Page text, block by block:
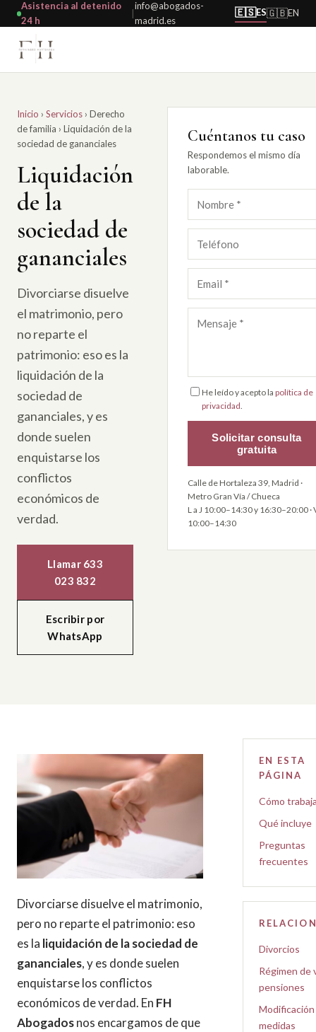
Asistencia al detenido
24 h
|
info@abogados-
madrid.es
🇪🇸ES🇬🇧EN
Inicio › Servicios › Derecho
de familia › Liquidación de la
sociedad de gananciales
Liquidación
de la
sociedad de
gananciales
Divorciarse disuelve
el matrimonio, pero
no reparte el
patrimonio: eso es la
liquidación de la
sociedad de
gananciales, y es
donde suelen
enquistarse los
conflictos
económicos de
verdad.
Llamar 633
023 832
Escribir por
WhatsApp
Cuéntanos tu caso
Respondemos el mismo día
laborable.
He leído y acepto la política de
privacidad.
Solicitar consulta
gratuita
Calle de Hortaleza 39, Madrid ·
Metro Gran Vía / Chueca
L a J 10:00–14:30 y 16:30–20:00 ·
10:00–14:30
Divorciarse disuelve el matrimonio,
pero no reparte el patrimonio: eso
es la liquidación de la sociedad de
gananciales, y es donde suelen
enquistarse los conflictos
económicos de verdad. En FH
Abogadosnos encargamos de que
EN ESTA
PÁGINA
Cómo
Qué incluye
Preguntas
frecuentes
Divorcios
Régimen de
pensiones
medidas